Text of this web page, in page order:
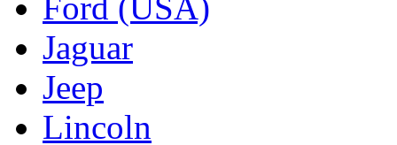
Jaguar
Jeep
Lincoln